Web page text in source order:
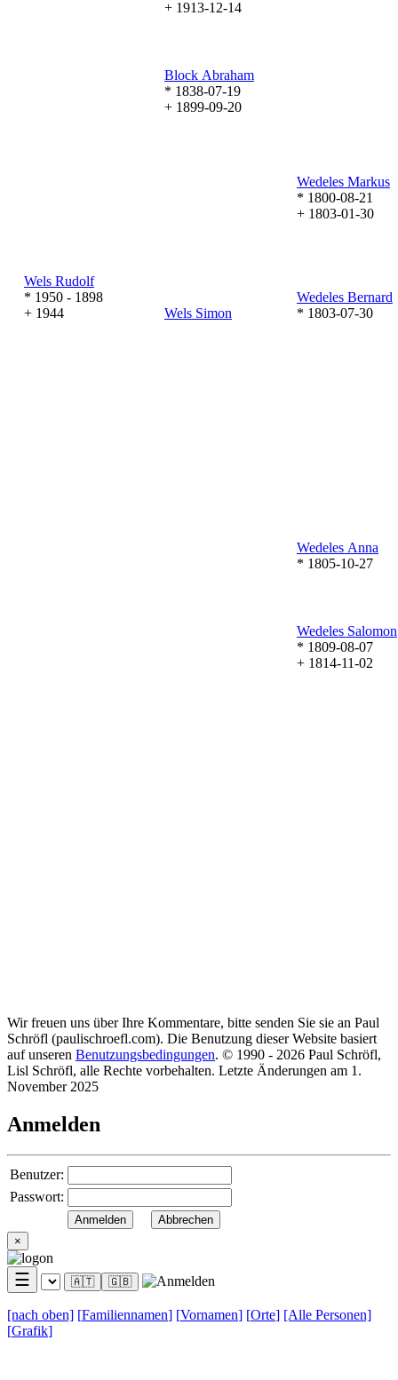
+ 1913-12-14
Block Abraham
* 1838-07-19
+ 1899-09-20
Wedeles Markus
* 1800-08-21
+ 1803-01-30
Wels Rudolf
* 1950 - 1898
+ 1944
Wels Simon
Wedeles Bernard
* 1803-07-30
Wedeles Anna
* 1805-10-27
Wedeles Salomon
* 1809-08-07
+ 1814-11-02
Wir freuen uns über Ihre Kommentare, bitte senden Sie sie an Paul
Schröfl (paulischroefl.com). Die Benutzung dieser Website basiert
auf unseren Benutzungsbedingungen. © 1990 - 2026 Paul Schröfl,
Lisl Schröfl, alle Rechte vorbehalten. Letzte Änderungen am 1.
November 2025
Anmelden
Benutzer:
Passwort:
×
☰ 🇦🇹 🇬🇧
[nach oben] [Familiennamen] [Vornamen] [Orte] [Alle Personen]
[Grafik]